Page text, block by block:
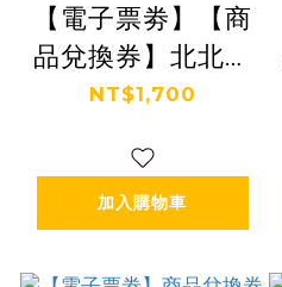
【電子票劵】【商
品兌換券】北北基
好玩卡｜無限暢遊
台灣龍虎夜市對
杯）Ⓕ
NT$1,700
加入購物車